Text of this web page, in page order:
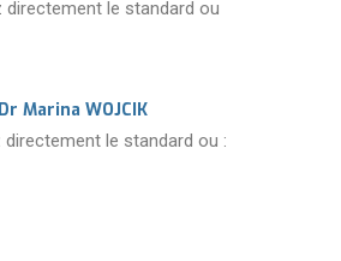
directement le standard ou
Dr Marina WOJCIK
le standard ou :